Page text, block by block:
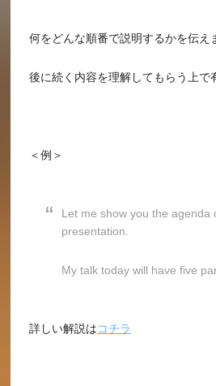
何をどんな順番で説明するかを伝え
後に続く内容を理解してもらう上で
＜例＞
Let me show you the agenda
presentation.
My talk today will have five
詳しい解説はコチラ